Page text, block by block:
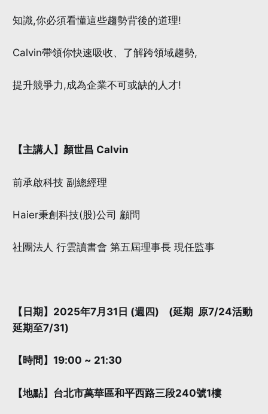
知識,你必須看懂這些趨勢背後的道理!
Calvin帶領你快速吸收、了解跨領域趨勢,
提升競爭力,成為企業不可或缺的人才!
【主講人】顏世昌 Calvin
前承啟科技 副總經理
Haier秉創科技(股)公司 顧問
社團法人 行雲讀書會 第五屆理事長 現任監事
【日期】2025年7月31日 (週四) (延期 原7/24活動
延期至7/31)
【時間】19:00 ~ 21:30
【地點】台北市萬華區和平西路三段240號1樓